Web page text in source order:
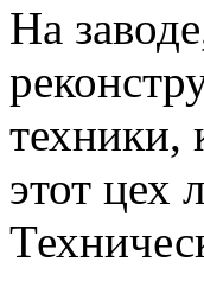
На
техники,
этот цех